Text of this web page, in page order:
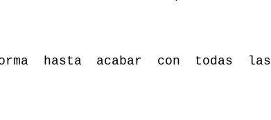
hasta acabar con todas las